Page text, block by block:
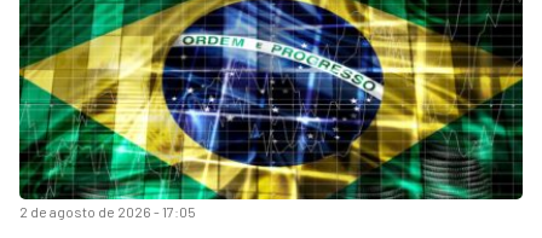
2 de agosto de 2026 - 17:05